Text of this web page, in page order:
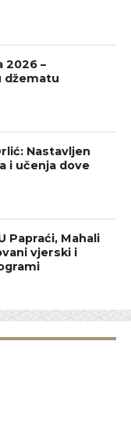
2026 –
džematu
Nastavljen
i učenja dove
Papraći, Mahali
vjerski i